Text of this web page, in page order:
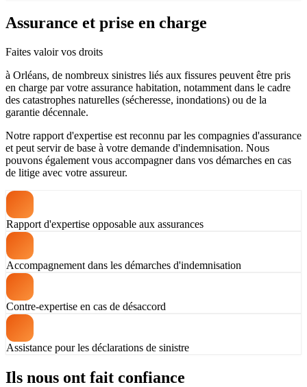
Assurance et prise en charge
Faites valoir vos droits
à Orléans, de nombreux sinistres liés aux fissures peuvent être pris
en charge par votre assurance habitation, notamment dans le cadre
des catastrophes naturelles (sécheresse, inondations) ou de la
garantie décennale.
Notre rapport d'expertise est reconnu par les compagnies d'assurance
et peut servir de base à votre demande d'indemnisation. Nous
pouvons également vous accompagner dans vos démarches en cas
de litige avec votre assureur.
Rapport d'expertise opposable aux assurances
Accompagnement dans les démarches d'indemnisation
Contre-expertise en cas de désaccord
Assistance pour les déclarations de sinistre
Ils nous ont fait confiance